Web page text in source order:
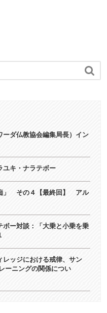

ダ仏教協会編集局長）イン
キ・ナラテボー
」 その４【最終回】 アル
ー対談：「大乗と小乗を乗
レッジにおける戒律、サン
ーニングの関係につい